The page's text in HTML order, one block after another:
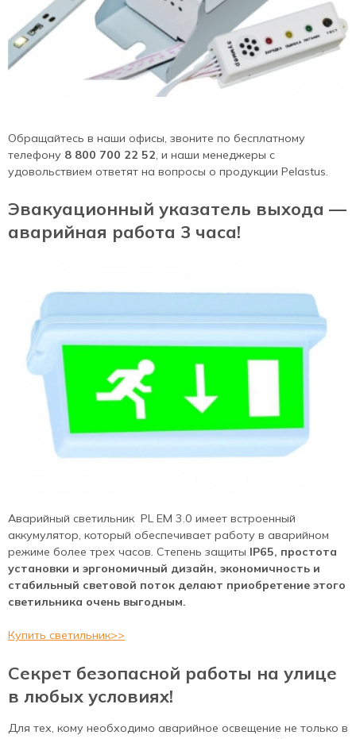
Обращайтесь в наши офисы, звоните по бесплатному
телефону 8 800 700 22 52, и наши менеджеры с
удовольствием ответят на вопросы о продукции Pelastus.
Эвакуационный указатель выхода —
аварийная работа 3 часа!
Аварийный светильник PL EM 3.0 имеет встроенный
аккумулятор, который обеспечивает работу в аварийном
режиме более трех часов. Степень защиты IP65, простота
установки и эргономичный дизайн, экономичность и
стабильный световой поток делают приобретение этого
светильника очень выгодным.
Купить светильник>>
Секрет безопасной работы на улице
в любых условиях!
Для тех, кому необходимо аварийное освещение не только в